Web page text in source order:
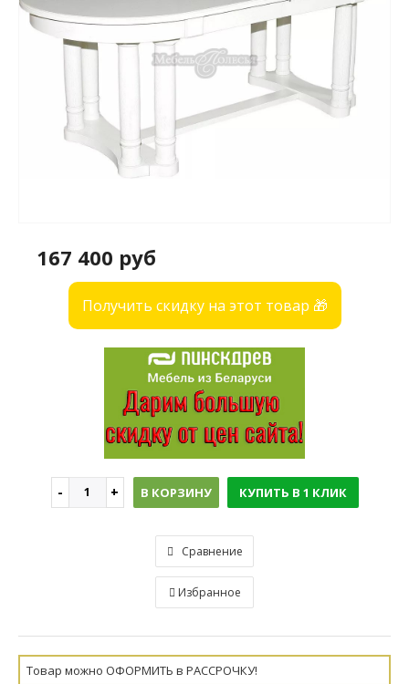
167 400 руб
Получить скидку на этот товар 🎁
В КОРЗИНУ КУПИТЬ В 1 КЛИК
Сравнение
Избранное
Товар можно ОФОРМИТЬ в РАССРОЧКУ!